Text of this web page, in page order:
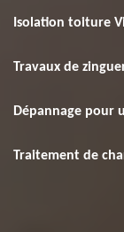
Isolation toiture
Travaux de
Dépannage pour
Traitement de